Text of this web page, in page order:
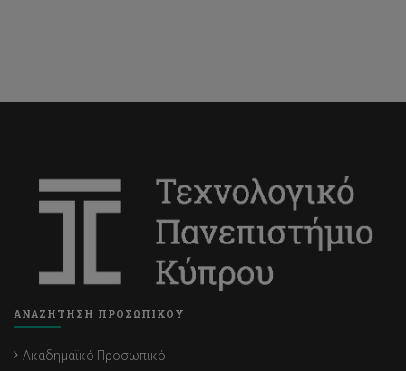
ΑΝΑΖΗΤΗΣΗ ΠΡΟΣΩΠΙΚΟΥ
Ακαδημαϊκό Προσωπικό